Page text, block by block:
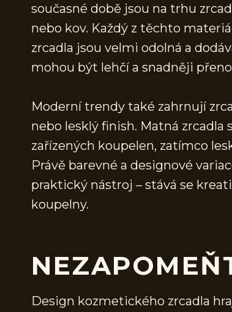
současné době jsou na trhu
nebo kov. Každý z těchto
zrcadla jsou velmi odolná a
mohou být lehčí a snadněji
Moderní trendy také zahrnují
nebo lesklý finish. Matná
zařízených koupelen, zatímco
Právě barevné a designové
praktický nástroj – stává se
koupelny.
Design kozmetického zrcadla